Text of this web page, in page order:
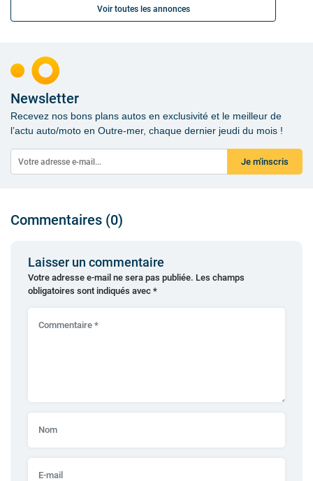
Voir toutes les annonces
Newsletter
Recevez nos bons plans autos en exclusivité et le meilleur de
l’actu auto/moto en Outre-mer, chaque dernier jeudi du mois !
Je m'inscris
Commentaires (0)
Laisser un commentaire
Votre adresse e-mail ne sera pas publiée. Les champs
obligatoires sont indiqués avec *